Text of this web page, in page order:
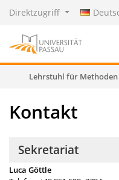
Direktzugriff
Lehrstuhl für
Kontakt
Sekretariat
Luca Göttle